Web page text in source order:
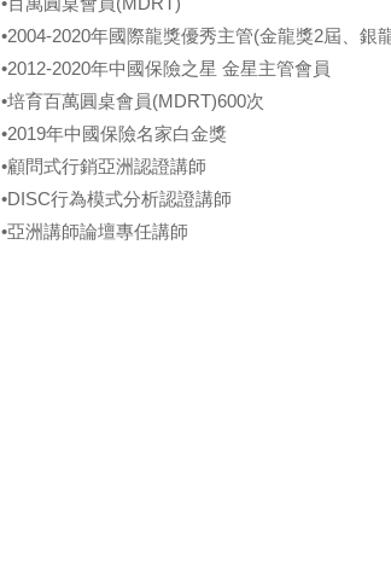
•2004-2020年國際龍獎優秀主管(金龍獎2屆、銀
•2012-2020年中國保險之星 金星主管會員
•培育百萬圓桌會員(MDRT)600次
•2019年中國保險名家白金獎
•顧問式行銷亞洲認證講師
•DISC行為模式分析認證講師
•亞洲講師論壇專任講師